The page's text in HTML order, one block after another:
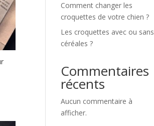
Comment changer les
croquettes de votre chien ?
Les croquettes avec ou sans
céréales ?
Commentaires
récents
Aucun commentaire à
afficher.